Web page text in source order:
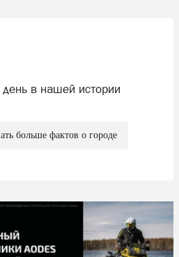
в нашей истории
больше фактов о городе